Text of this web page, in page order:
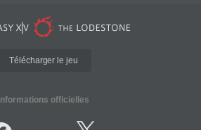
Télécharger le jeu
Informations officielles